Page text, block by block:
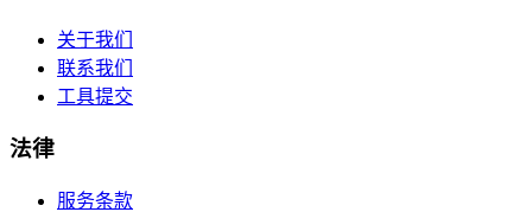
关于我们
联系我们
工具提交
法律
服务条款